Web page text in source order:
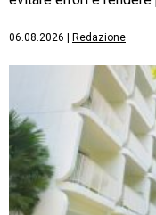
06.08.2026 Redazione